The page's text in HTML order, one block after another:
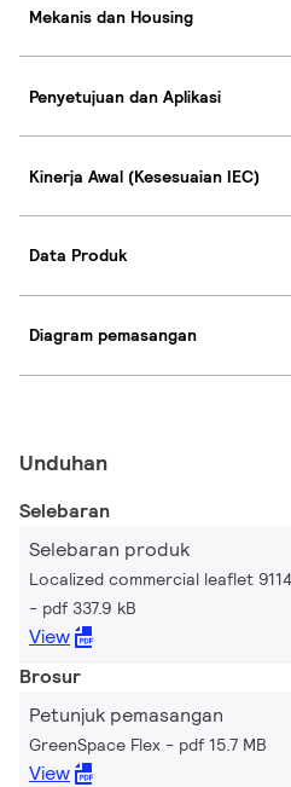
Mekanis dan Housing
Penyetujuan dan Aplikasi
Kinerja Awal (Kesesuaian IEC)
Data Produk
Diagram pemasangan
Unduhan
Selebaran
Selebaran produk
Localized commercial leaflet
pdf 337.9 kB
View
Brosur
Petunjuk pemasangan
GreenSpace Flex pdf 15.7 MB
View